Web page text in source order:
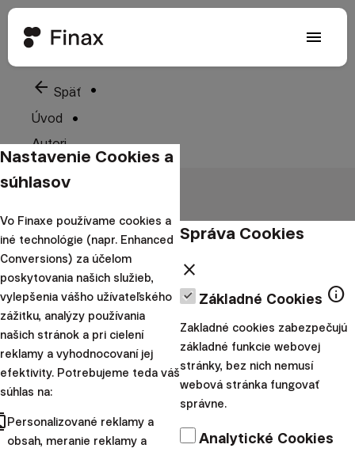
menu
arrow_back Späť
Úvod
Autori
Nastavenie Cookies a
súhlasov
Vo Finaxe používame cookies a
iné technológie (napr. Enhanced
Conversions) za účelom
poskytovania našich služieb,
vylepšenia vášho užívateľského
zážitku, analýzy používania
našich stránok a pri cielení
reklamy a vyhodnocovaní jej
efektivity. Potrebujeme teda váš
súhlas na:
Personalizované reklamy a
obsah, meranie reklamy a
Správa Cookies
close
Základné Cookies info
Zakladné cookies zabezpečujú
základné funkcie webovej
stránky, bez nich nemusí
webová stránka fungovať
správne.
Analytické Cookies